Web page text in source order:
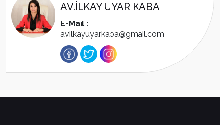
AV.İLKAY UYAR KABA
E-Mail :
avilkayuyarkaba@gmail.com